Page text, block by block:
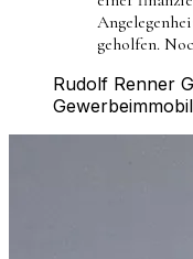
geholfen.
Rudolf Renner